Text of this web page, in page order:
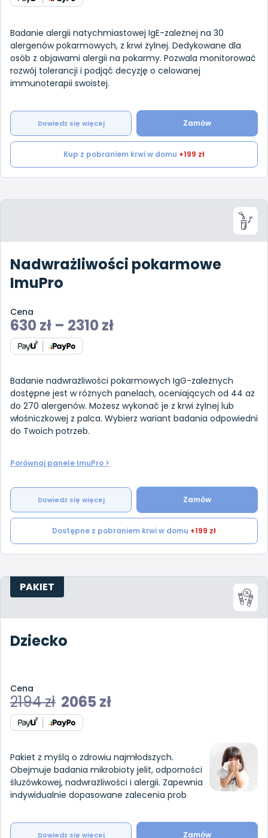
Badanie alergii natychmiastowej IgE-zależnej na 30
alergenów pokarmowych, z krwi żylnej. Dedykowane dla
osób z objawami alergii na pokarmy. Pozwala monitorować
rozwój tolerancji i podjąć decyzję o celowanej
immunoterapii swoistej.
Dowiedz się więcej Zamów
Kup z pobraniem krwi w domu +199 zł
Nadwrażliwości pokarmowe
ImuPro
Cena
630 zł – 2310 zł
Badanie nadwrażliwości pokarmowych IgG-zależnych
dostępne jest w różnych panelach, oceniających od 44 aż
do 270 alergenów. Możesz wykonać je z krwi żylnej lub
włośniczkowej z palca. Wybierz wariant badania odpowiedni
do Twoich potrzeb.
Porównaj panele ImuPro >
Dowiedz się więcej Zamów
Dostępne z pobraniem krwi w domu +199 zł
PAKIET
Dziecko
Cena
2194zł 2065 zł
Pakiet z myślą o zdrowiu najmłodszych.
Obejmuje badania mikrobioty jelit, odporności
śluzówkowej, nadwrażliwości i alergii. Zapewnia
indywidualnie dopasowane zalecenia prob
Dowiedz się więcej Zamów